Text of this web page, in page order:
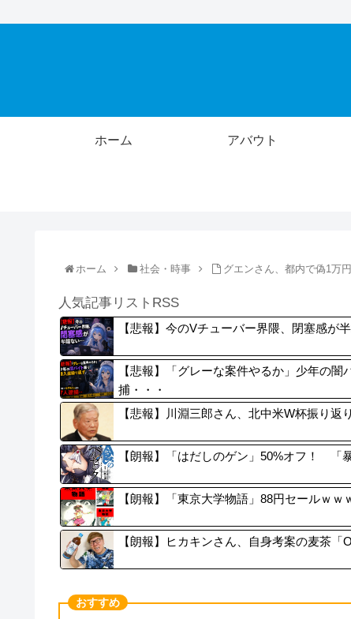
ホーム アバウト
ホーム 社会・時事 グエンさん、都内で偽1万
人気記事リストRSS
【悲報】今のVチューバー界隈、閉塞感が
【悲報】「グレーな案件やるか」少年の
捕・・・
【悲報】川淵三郎さん、北中米W杯振り
【朗報】「はだしのゲン」50%オフ！ 「
【朗報】「東京大学物語」88円セールｗ
【朗報】ヒカキンさん、自身考案の麦茶